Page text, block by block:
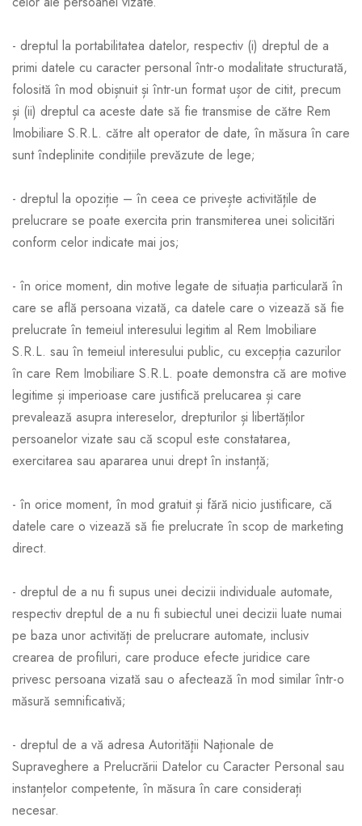
- dreptul la portabilitatea datelor, respectiv (i) dreptul de a
primi datele cu caracter personal într-o modalitate structurată,
folosită în mod obișnuit și într-un format ușor de citit, precum
și (ii) dreptul ca aceste date să fie transmise de către Rem
Imobiliare S.R.L. către alt operator de date, în măsura în care
sunt îndeplinite condițiile prevăzute de lege;
- dreptul la opoziție – în ceea ce privește activitățile de
prelucrare se poate exercita prin transmiterea unei solicitări
conform celor indicate mai jos;
- în orice moment, din motive legate de situația particulară în
care se află persoana vizată, ca datele care o vizează să fie
prelucrate în temeiul interesului legitim al Rem Imobiliare
S.R.L. sau în temeiul interesului public, cu excepția cazurilor
în care Rem Imobiliare S.R.L. poate demonstra că are motive
legitime și imperioase care justifică prelucarea și care
prevalează asupra intereselor, drepturilor și libertăților
persoanelor vizate sau că scopul este constatarea,
exercitarea sau apararea unui drept în instanță;
- în orice moment, în mod gratuit și fără nicio justificare, că
datele care o vizează să fie prelucrate în scop de marketing
direct.
- dreptul de a nu fi supus unei decizii individuale automate,
respectiv dreptul de a nu fi subiectul unei decizii luate numai
pe baza unor activități de prelucrare automate, inclusiv
crearea de profiluri, care produce efecte juridice care
privesc persoana vizată sau o afectează în mod similar într-o
măsură semnificativă;
- dreptul de a vă adresa Autorităţii Naţionale de
Supraveghere a Prelucrării Datelor cu Caracter Personal sau
instanțelor competente, în măsura în care considerați
necesar.